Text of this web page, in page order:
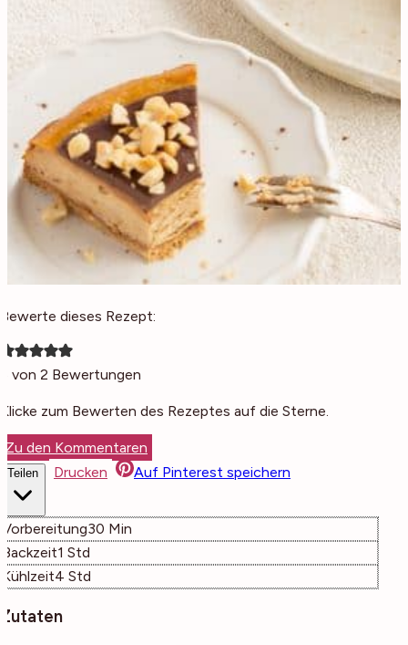
Bewerte dieses Rezept:
von 2 Bewertungen
Klicke zum Bewerten des Rezeptes auf die Sterne.
Zu den Kommentaren
Teilen Drucken Auf Pinterest speichern
Vorbereitung30 Minuten
Min
Backzeit1 Stunde
Std
Kühlzeit4 Stunden
Std
Zutaten